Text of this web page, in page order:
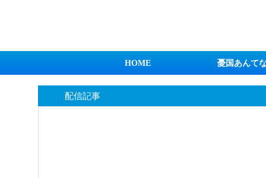
HOME 憂国あんて
配信記事